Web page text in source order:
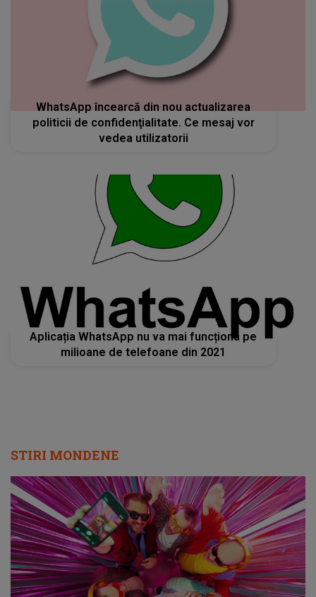
WhatsApp încearcă din nou actualizarea
politicii de confidenţialitate. Ce mesaj vor
vedea utilizatorii
Aplicația WhatsApp nu va mai funcționa pe
milioane de telefoane din 2021
STIRI MONDENE